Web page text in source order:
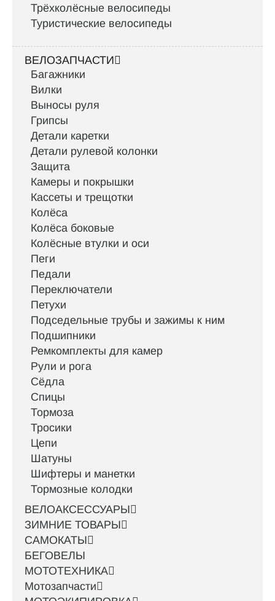
Трёхколёсные велосипеды
Туристические велосипеды
ВЕЛОЗАПЧАСТИ
Багажники
Вилки
Выносы руля
Грипсы
Детали каретки
Детали рулевой колонки
Защита
Камеры и покрышки
Кассеты и трещотки
Колёса
Колёса боковые
Колёсные втулки и оси
Пеги
Педали
Переключатели
Петухи
Подседельные трубы и зажимы к ним
Подшипники
Ремкомплекты для камер
Рули и рога
Сёдла
Спицы
Тормоза
Тросики
Цепи
Шатуны
Шифтеры и манетки
Тормозные колодки
ВЕЛОАКСЕССУАРЫ
ЗИМНИЕ ТОВАРЫ
САМОКАТЫ
БЕГОВЕЛЫ
МОТОТЕХНИКА
Мотозапчасти